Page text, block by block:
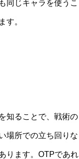
同じキャラを使うこ
す。
知ることで、戦術の
場所での立ち回りな
ります。OTPであれ